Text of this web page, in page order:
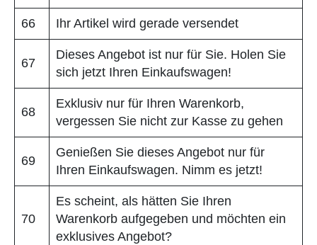
66 Ihr Artikel wird gerade versendet
67
Dieses Angebot ist nur für Sie. Holen Sie
sich jetzt Ihren Einkaufswagen!
68
Exklusiv nur für Ihren Warenkorb,
vergessen Sie nicht zur Kasse zu gehen
69
Genießen Sie dieses Angebot nur für
Ihren Einkaufswagen. Nimm es jetzt!
70
Es scheint, als hätten Sie Ihren
Warenkorb aufgegeben und möchten ein
exklusives Angebot?